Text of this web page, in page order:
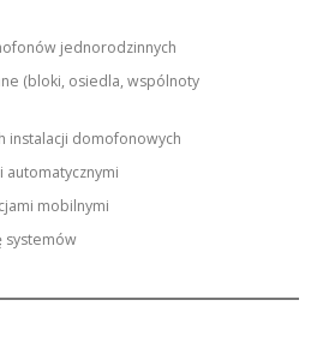
jednorodzinnych
(bloki, osiedla, wspólnoty
instalacji domofonowych
automatycznymi
mobilnymi
systemów